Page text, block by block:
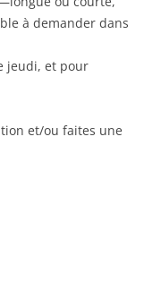
à demander dans
jeudi, et pour
et/ou faites une